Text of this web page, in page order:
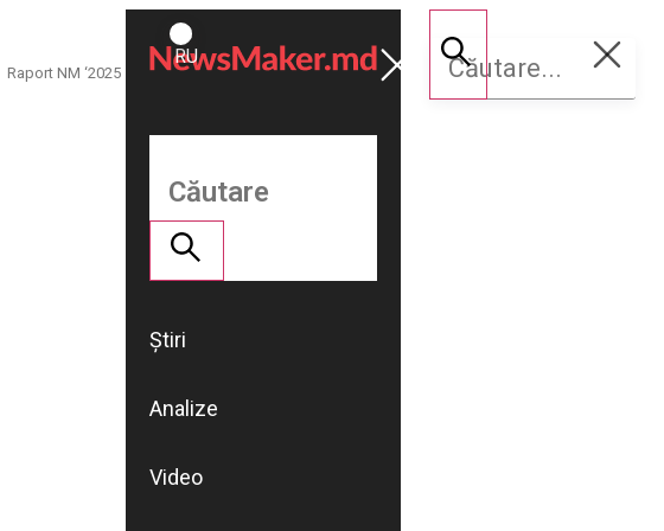
Raport NM ‘2025
ROMÂNĂ
RU
Susține
NM
Știri
Analize
Video